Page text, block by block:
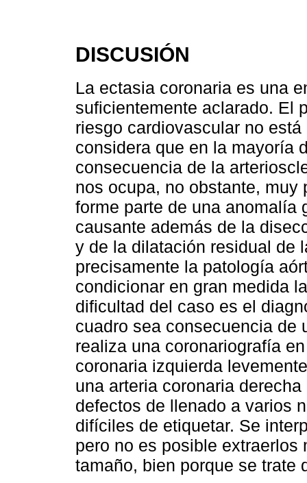
DISCUSIÓN
La ectasia coronaria es una
suficientemente aclarado. El
riesgo cardiovascular no
considera que en la mayoría
consecuencia de la
nos ocupa, no obstante,
forme parte de una anomalía
causante además de la
y de la dilatación residual de
precisamente la patología
condicionar en gran medida
dificultad del caso es el
cuadro sea consecuencia de
realiza una coronariografía
coronaria izquierda
una arteria coronaria
defectos de llenado a varios
difíciles de etiquetar. Se
pero no es posible
tamaño, bien porque se trate